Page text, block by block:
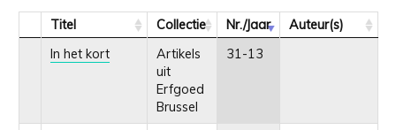
Titel Collectie Nr./Jaar
Auteur(s)
In het kort
Artikels
uit
Erfgoed
Brussel
31-13